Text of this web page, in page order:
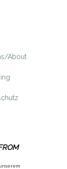
About